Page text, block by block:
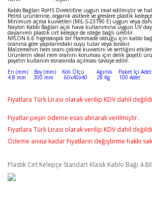
Kablo Bağları RoHS Direktifine uygun imal edilmiştir ve
Petrol ürünlerine, organik asitlere ve greslere plastik
Minimum açma kuvvetleri (MIL-S-23190 E) uygun veya
Naylon Kablo Bağları açık hava kullanımına uygun UV
dayanımlı plastik cırt kelepçe de isteğe bağlı üretilir.
NYLON 6.6 higroskopik bir Hammade olduğu için kablo
oranına göre yapılarındaki suyu tutar veya bırakır.
Malzemenin nem oranı çekme kuvvetini ve sertliğini
Ürünlerin ideal nem oranını koruması için delik poşetli
poşetin kullanım esnasında açılması tavsiye edilir.
En (mm) Boy (mm) Koli Ölçü Ağırlık Paket İçi
4.8 mm 300 mm 60x40x40 28 Kg 100 Adet
Fiyatlara Türk Lirası olarak verilip KDV dahil
Fiyatlar peşin ödeme esas alınarak verilmiştir.
Fiyatlara Türk Lirası olarak verilip KDV dahil
Ödeme anına kadar Fiyatların değiştirme hakkı
Plastik Cırt Kelepçe Standart Klasik Kablo Bağı